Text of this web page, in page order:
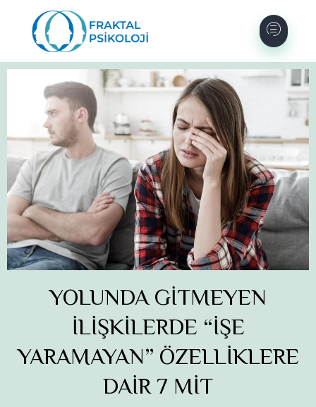
YOLUNDA GİTMEYEN
İLİŞKİLERDE “İŞE
YARAMAYAN” ÖZELLİKLERE
DAİR 7 MİT